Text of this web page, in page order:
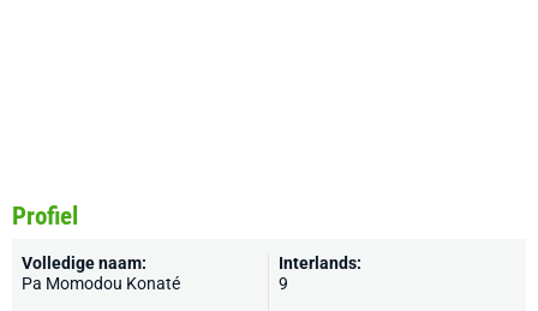
Profiel
Volledige naam:
Pa Momodou Konaté
Interlands:
9